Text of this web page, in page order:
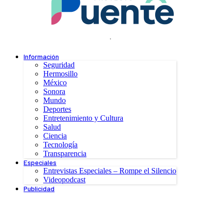
.
Información
Seguridad
Hermosillo
México
Sonora
Mundo
Deportes
Entretenimiento y Cultura
Salud
Ciencia
Tecnología
Transparencia
Especiales
Entrevistas Especiales – Rompe el Silencio
Videopodcast
Publicidad